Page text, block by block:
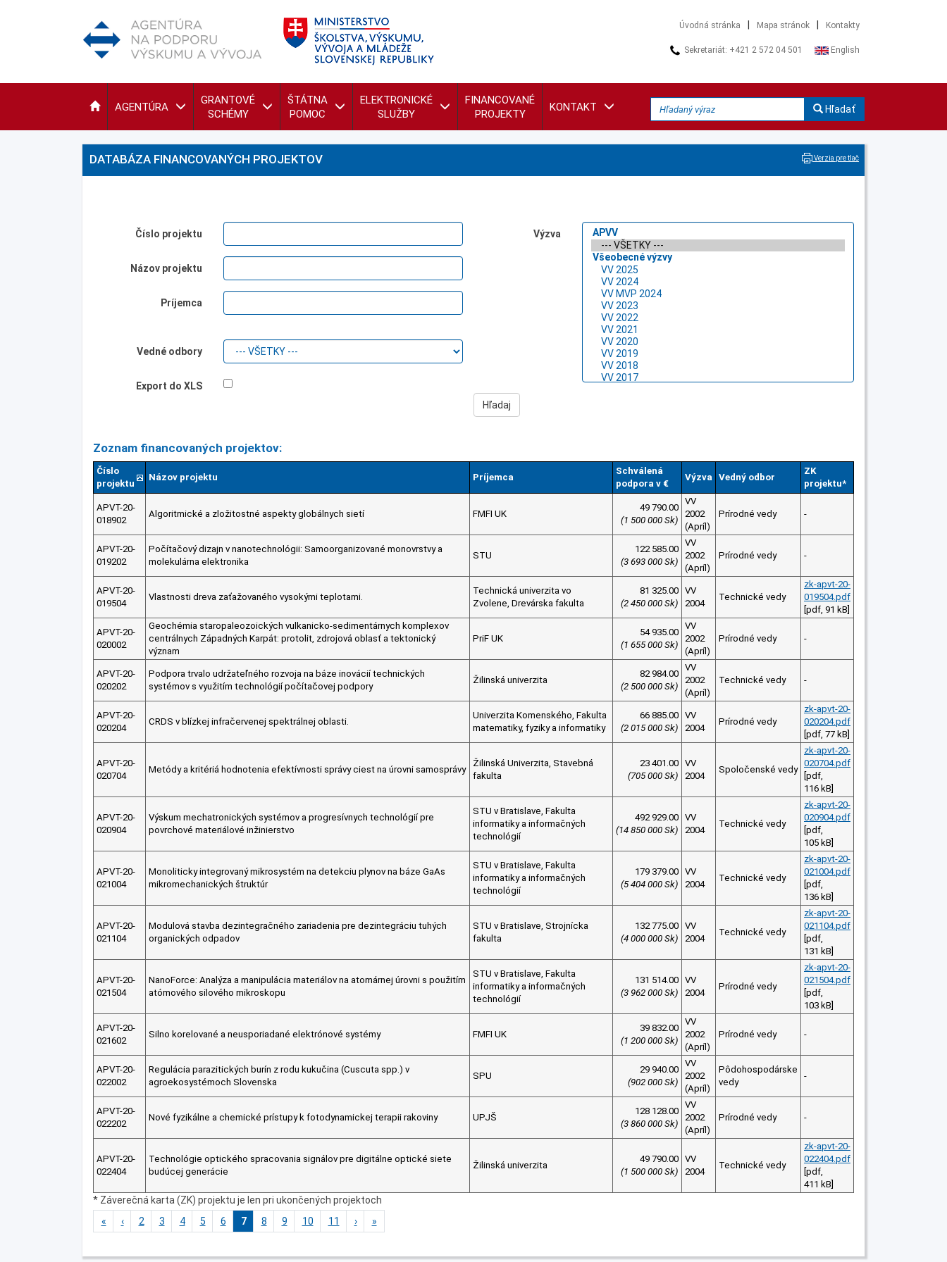
Úvodná stránka Mapa stránok Kontakty
Sekretariát: +421 2 572 04 501 English
AGENTÚRA
GRANTOVÉ
SCHÉMY
ŠTÁTNA
POMOC
ELEKTRONICKÉ
SLUŽBY
FINANCOVANÉ
PROJEKTY
KONTAKT Hľadať
DATABÁZA FINANCOVANÝCH PROJEKTOV Verzia pre tlač
Číslo projektu
Názov projektu
Príjemca
Vedné odbory
Export do XLS
Výzva
Zoznam financovaných projektov:
Číslo
projektu
Názov projektu Príjemca
Schválená
podpora v €
Výzva Vedný odbor
ZK
projektu*
APVT-20-
018902
Algoritmické a zložitostné aspekty globálnych sietí FMFI UK
49 790.00
(1 500 000 Sk)
VV
2002
(Apríl)
Prírodné vedy -
APVT-20-
019202
Počítačový dizajn v nanotechnológii: Samoorganizované monovrstvy a
molekulárna elektronika
STU
122 585.00
(3 693 000 Sk)
VV
2002
(Apríl)
Prírodné vedy -
APVT-20-
019504
Vlastnosti dreva zaťažovaného vysokými teplotami.
Technická univerzita vo
Zvolene, Drevárska fakulta
81 325.00
(2 450 000 Sk)
VV
2004
Technické vedy
zk-apvt-20-
019504.pdf
[pdf, 91 kB]
APVT-20-
020002
Geochémia staropaleozoických vulkanicko-sedimentárnych komplexov
centrálnych Západných Karpát: protolit, zdrojová oblasť a tektonický
význam
PriF UK
54 935.00
(1 655 000 Sk)
VV
2002
(Apríl)
Prírodné vedy -
APVT-20-
020202
Podpora trvalo udržateľného rozvoja na báze inovácií technických
systémov s využitím technológií počítačovej podpory
Žilinská univerzita
82 984.00
(2 500 000 Sk)
VV
2002
(Apríl)
Technické vedy -
APVT-20-
020204
CRDS v blízkej infračervenej spektrálnej oblasti.
Univerzita Komenského, Fakulta
matematiky, fyziky a informatiky
66 885.00
(2 015 000 Sk)
VV
2004
Prírodné vedy
zk-apvt-20-
020204.pdf
[pdf, 77 kB]
APVT-20-
020704
Metódy a kritériá hodnotenia efektívnosti správy ciest na úrovni samosprávy
Žilinská Univerzita, Stavebná
fakulta
23 401.00
(705 000 Sk)
VV
2004
Spoločenské vedy
zk-apvt-20-
020704.pdf
[pdf,
116 kB]
APVT-20-
020904
Výskum mechatronických systémov a progresívnych technológií pre
povrchové materiálové inžinierstvo
STU v Bratislave, Fakulta
informatiky a informačných
technológií
492 929.00
(14 850 000 Sk)
VV
2004
Technické vedy
zk-apvt-20-
020904.pdf
[pdf,
105 kB]
APVT-20-
021004
Monoliticky integrovaný mikrosystém na detekciu plynov na báze GaAs
mikromechanických štruktúr
STU v Bratislave, Fakulta
informatiky a informačných
technológií
179 379.00
(5 404 000 Sk)
VV
2004
Technické vedy
zk-apvt-20-
021004.pdf
[pdf,
136 kB]
APVT-20-
021104
Modulová stavba dezintegračného zariadenia pre dezintegráciu tuhých
organických odpadov
STU v Bratislave, Strojnícka
fakulta
132 775.00
(4 000 000 Sk)
VV
2004
Technické vedy
zk-apvt-20-
021104.pdf
[pdf,
131 kB]
APVT-20-
021504
NanoForce: Analýza a manipulácia materiálov na atomárnej úrovni s použitím
atómového silového mikroskopu
STU v Bratislave, Fakulta
informatiky a informačných
technológií
131 514.00
(3 962 000 Sk)
VV
2004
Prírodné vedy
zk-apvt-20-
021504.pdf
[pdf,
103 kB]
APVT-20-
021602
Silno korelované a neusporiadané elektrónové systémy FMFI UK
39 832.00
(1 200 000 Sk)
VV
2002
(Apríl)
Prírodné vedy -
APVT-20-
022002
Regulácia parazitických burín z rodu kukučina (Cuscuta spp.) v
agroekosystémoch Slovenska
SPU
29 940.00
(902 000 Sk)
VV
2002
(Apríl)
Pôdohospodárske
vedy
-
APVT-20-
022202
Nové fyzikálne a chemické prístupy k fotodynamickej terapii rakoviny UPJŠ
128 128.00
(3 860 000 Sk)
VV
2002
(Apríl)
Prírodné vedy -
APVT-20-
022404
Technológie optického spracovania signálov pre digitálne optické siete
budúcej generácie
Žilinská univerzita
49 790.00
(1 500 000 Sk)
VV
2004
Technické vedy
zk-apvt-20-
022404.pdf
[pdf,
411 kB]
* Záverečná karta (ZK) projektu je len pri ukončených projektoch
«
‹ 2 3 4 5 6 7 8 9 10 11 › »